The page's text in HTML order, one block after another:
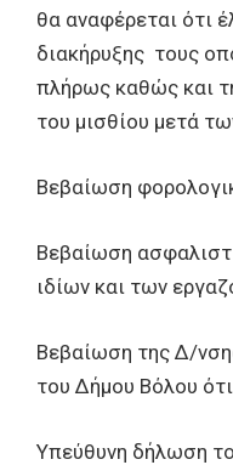
θα αναφέρεται ότι
διακήρυξης τους
πλήρως καθώς και
του μισθίου μετά
Βεβαίωση
Βεβαίωση
ιδίων και των
Βεβαίωση της Δ/
του Δήμου Βόλου
Υπεύθυνη δήλωση